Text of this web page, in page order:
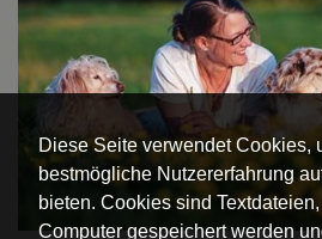
Diese Seite verwendet Cookies,
bestmögliche Nutzererfahrung
bieten. Cookies sind
Computer gespeichert werden